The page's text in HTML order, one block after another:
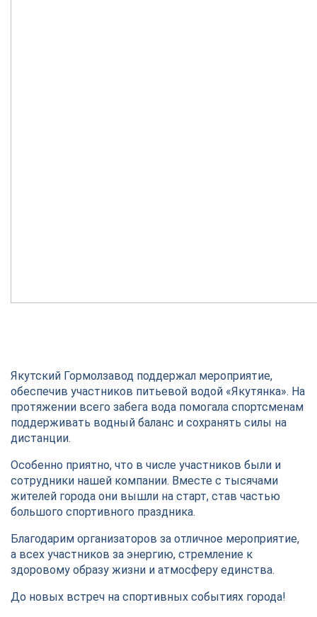
Якутский Гормолзавод поддержал мероприятие,
обеспечив участников питьевой водой «Якутянка». На
протяжении всего забега вода помогала спортсменам
поддерживать водный баланс и сохранять силы на
дистанции.
Особенно приятно, что в числе участников были и
сотрудники нашей компании. Вместе с тысячами
жителей города они вышли на старт, став частью
большого спортивного праздника.
Благодарим организаторов за отличное мероприятие,
а всех участников за энергию, стремление к
здоровому образу жизни и атмосферу единства.
До новых встреч на спортивных событиях города!